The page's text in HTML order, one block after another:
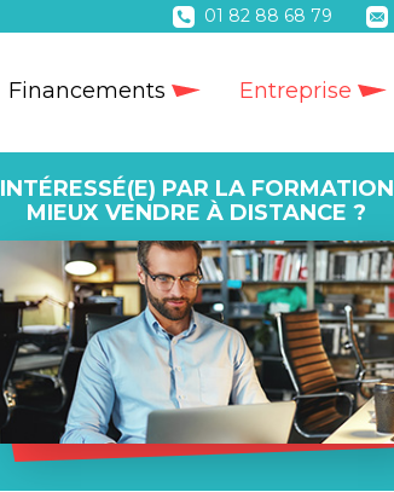
01 82 88 68 79
Financements Entreprise
INTÉRESSÉ(E) PAR LA FORMATION
MIEUX VENDRE À DISTANCE ?